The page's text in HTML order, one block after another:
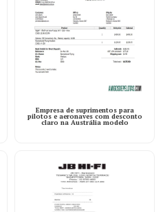
Empresa de suprimentos para
pilotos e aeronaves com desconto
claro na Austrália modelo